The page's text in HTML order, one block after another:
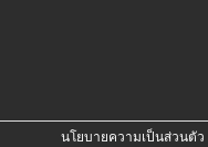
นโยบายความเป็นส่วนตัว